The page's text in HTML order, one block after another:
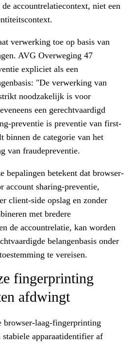
accountrelatiecontext, niet een
verwerking toe op basis van
AVG Overweging 47
expliciet als een
"De verwerking van
noodzakelijk is voor
een gerechtvaardigd
preventie is preventie van first-
binnen de categorie van het
van fraudepreventie.
bepalingen betekent dat browser-
account sharing-preventie,
client-side opslag en zonder
met bredere
de accountrelatie, kan worden
belangenbasis onder
te vereisen.
fingerprinting
afdwingt
browser-laag-fingerprinting
apparaatidentifier af